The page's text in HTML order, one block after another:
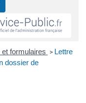
formulaires > Lettre
dossier de